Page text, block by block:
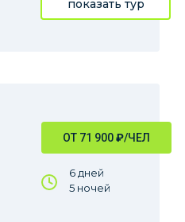
показать тур
ОТ 71 900₽/ЧЕЛ
6 дней
5 ночей